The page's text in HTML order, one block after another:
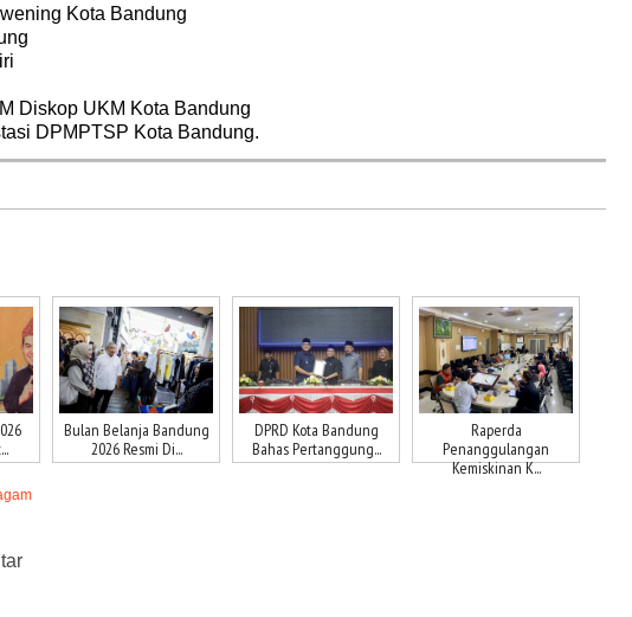
Kota Bandung
Diskop UKM Kota Bandung
DPMPTSP Kota Bandung.
Bulan Belanja Bandung
2026 Resmi Di...
DPRD Kota Bandung
Bahas Pertanggung...
Raperda
Penanggulangan
Kemiskinan K...